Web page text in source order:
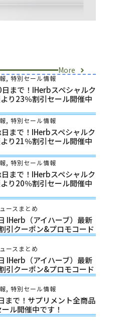
More
, 特別セール情報
まで！iHerbスペシャルク
り23％割引セール開催中
, 特別セール情報
まで！iHerbスペシャルク
り21％割引セール開催中
, 特別セール情報
まで！iHerbスペシャルク
り20％割引セール開催中
ースまとめ
IHerb（アイハーブ）最新
引クーポン&プロモコード
ースまとめ
IHerb（アイハーブ）最新
引クーポン&プロモコード
, 特別セール情報
まで！サプリメント全商品
ル開催中です！